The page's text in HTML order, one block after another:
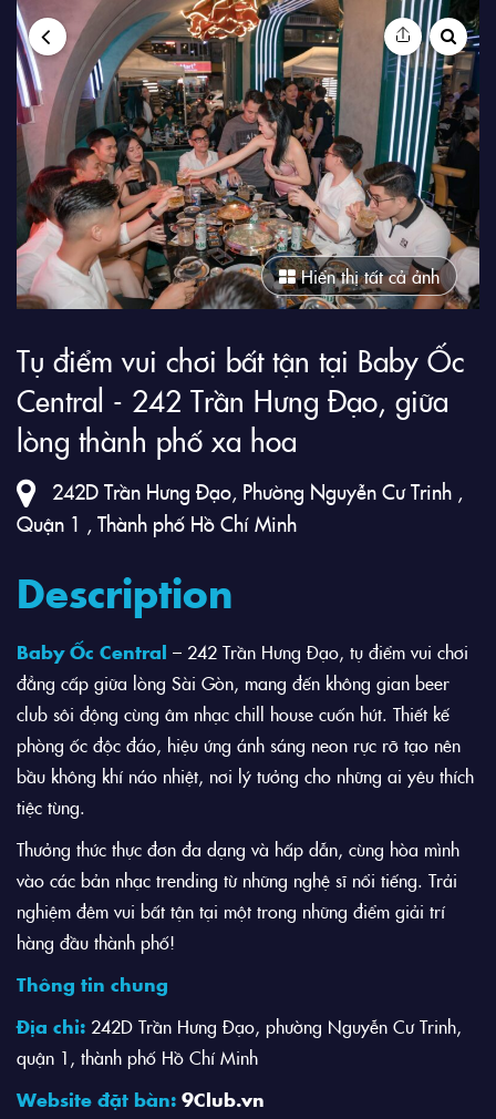
Hiển thị tất cả ảnh
Tụ điểm vui chơi bất tận tại Baby Ốc
Central - 242 Trần Hưng Đạo, giữa
lòng thành phố xa hoa
242D Trần Hưng Đạo, Phường Nguyễn Cư Trinh ,
Quận 1 , Thành phố Hồ Chí Minh
Description
Baby Ốc Central – 242 Trần Hưng Đạo, tụ điểm vui chơi
đẳng cấp giữa lòng Sài Gòn, mang đến không gian beer
club sôi động cùng âm nhạc chill house cuốn hút. Thiết kế
phòng ốc độc đáo, hiệu ứng ánh sáng neon rực rỡ tạo nên
bầu không khí náo nhiệt, nơi lý tưởng cho những ai yêu thích
tiệc tùng.
Thưởng thức thực đơn đa dạng và hấp dẫn, cùng hòa mình
vào các bản nhạc trending từ những nghệ sĩ nổi tiếng. Trải
nghiệm đêm vui bất tận tại một trong những điểm giải trí
hàng đầu thành phố!
Thông tin chung
Địa chỉ: 242D Trần Hưng Đạo, phường Nguyễn Cư Trinh,
quận 1, thành phố Hồ Chí Minh
Website đặt bàn: 9Club.vn